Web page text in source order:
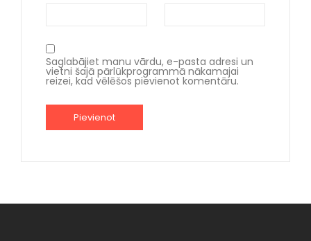
Saglabājiet manu vārdu, e-pasta adresi un
vietni šajā pārlūkprogrammā nākamajai
reizei, kad vēlēšos pievienot komentāru.